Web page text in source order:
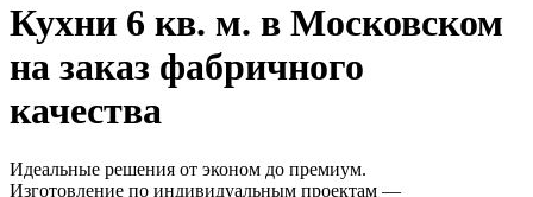
Кухни 6 кв. м. в Московском
на заказ фабричного
качества
Идеальные решения от эконом до премиум.
Изготовление по индивидуальным проектам —